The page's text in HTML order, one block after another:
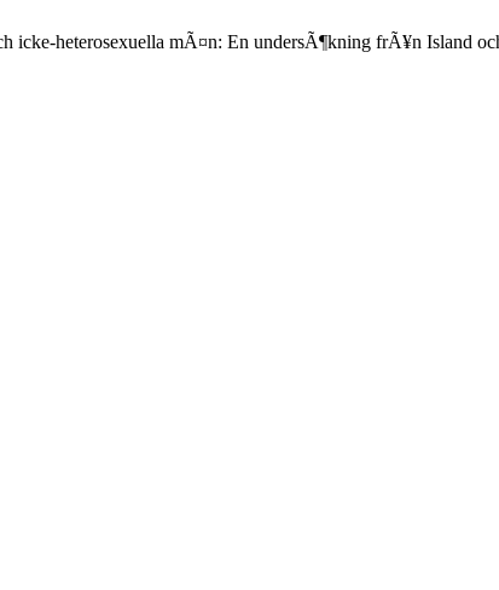
icke-heterosexuella mÃ¤n: En undersÃ¶kning frÃ¥n Island